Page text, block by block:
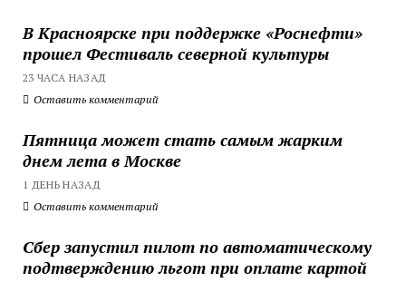
В Красноярске при поддержке «Роснефти»
прошел Фестиваль северной культуры
23 ЧАСА НАЗАД
Оставить комментарий
Пятница может стать самым жарким
днем лета в Москве
1 ДЕНЬ НАЗАД
Оставить комментарий
Сбер запустил пилот по автоматическому
подтверждению льгот при оплате картой